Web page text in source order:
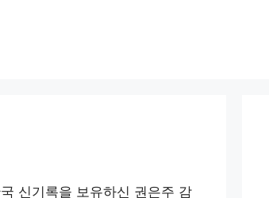
신기록을 보유하신 권은주 감